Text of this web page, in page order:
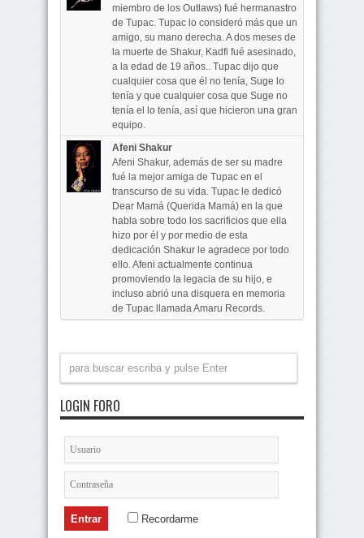
miembro de los Outlaws) fué hermanastro
de Tupac. Tupac lo consideró más que un
amigo, su mano derecha. A dos meses de
la muerte de Shakur, Kadfi fué asesinado,
a la edad de 19 años.. Tupac dijo que
cualquier cosa que él no tenía, Suge lo
tenía y que cualquier cosa que Suge no
tenía el lo tenía, así que hicieron una gran
equipo.
Afeni Shakur
Afeni Shakur, además de ser su madre
fué la mejor amiga de Tupac en el
transcurso de su vida. Tupac le dedicó
Dear Mamá (Querida Mamá) en la que
habla sobre todo los sacrificios que ella
hizo por él y por medio de esta
dedicación Shakur le agradece por todo
ello. Afeni actualmente continua
promoviendo la legacia de su hijo, e
incluso abrió una disquera en memoria
de Tupac llamada Amaru Records.
LOGIN FORO
Recordarme